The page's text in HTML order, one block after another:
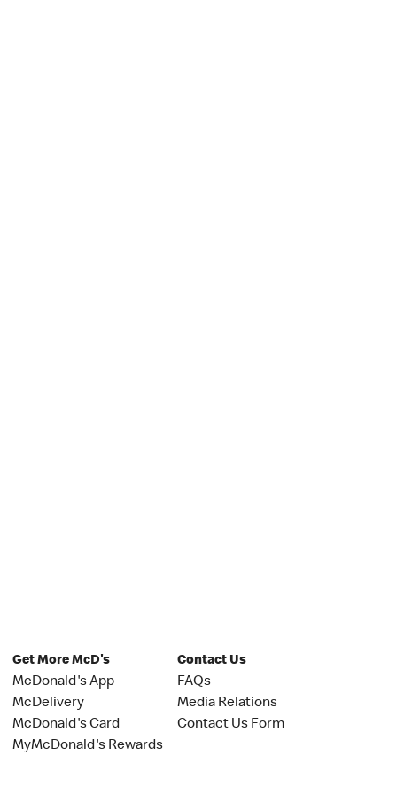
Get More McD's
McDonald's App
McDelivery
McDonald's Card
MyMcDonald's Rewards
Contact Us
FAQs
Media Relations
Contact Us Form